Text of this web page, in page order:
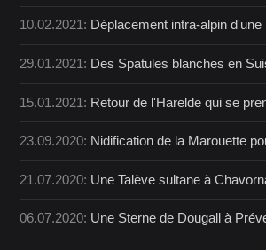
10.02.2021: Déplacement intra-alpin
29.01.2021: Des Spatules blanches en
15.01.2021: Retour de l'Harelde qui se
23.09.2020: Nidification de la Marouette
21.07.2020: Une Talève sultane à
06.07.2020: Une Sterne de Dougall à